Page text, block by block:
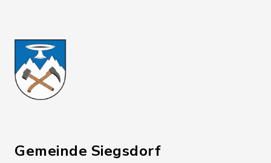
Gemeinde Siegsdorf